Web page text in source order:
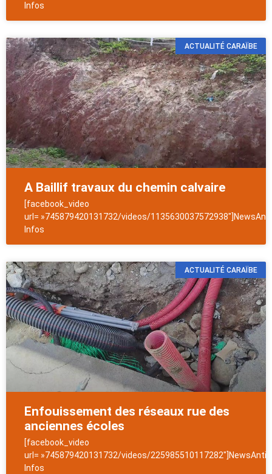
Infos
ACTUALITÉ CARAÏBE
A Baillif travaux du chemin calvaire
[facebook_video
url= »745879420131732/videos/
Infos
ACTUALITÉ CARAÏBE
Enfouissement des réseaux rue des
anciennes écoles
[facebook_video
url= »745879420131732/videos/
Infos